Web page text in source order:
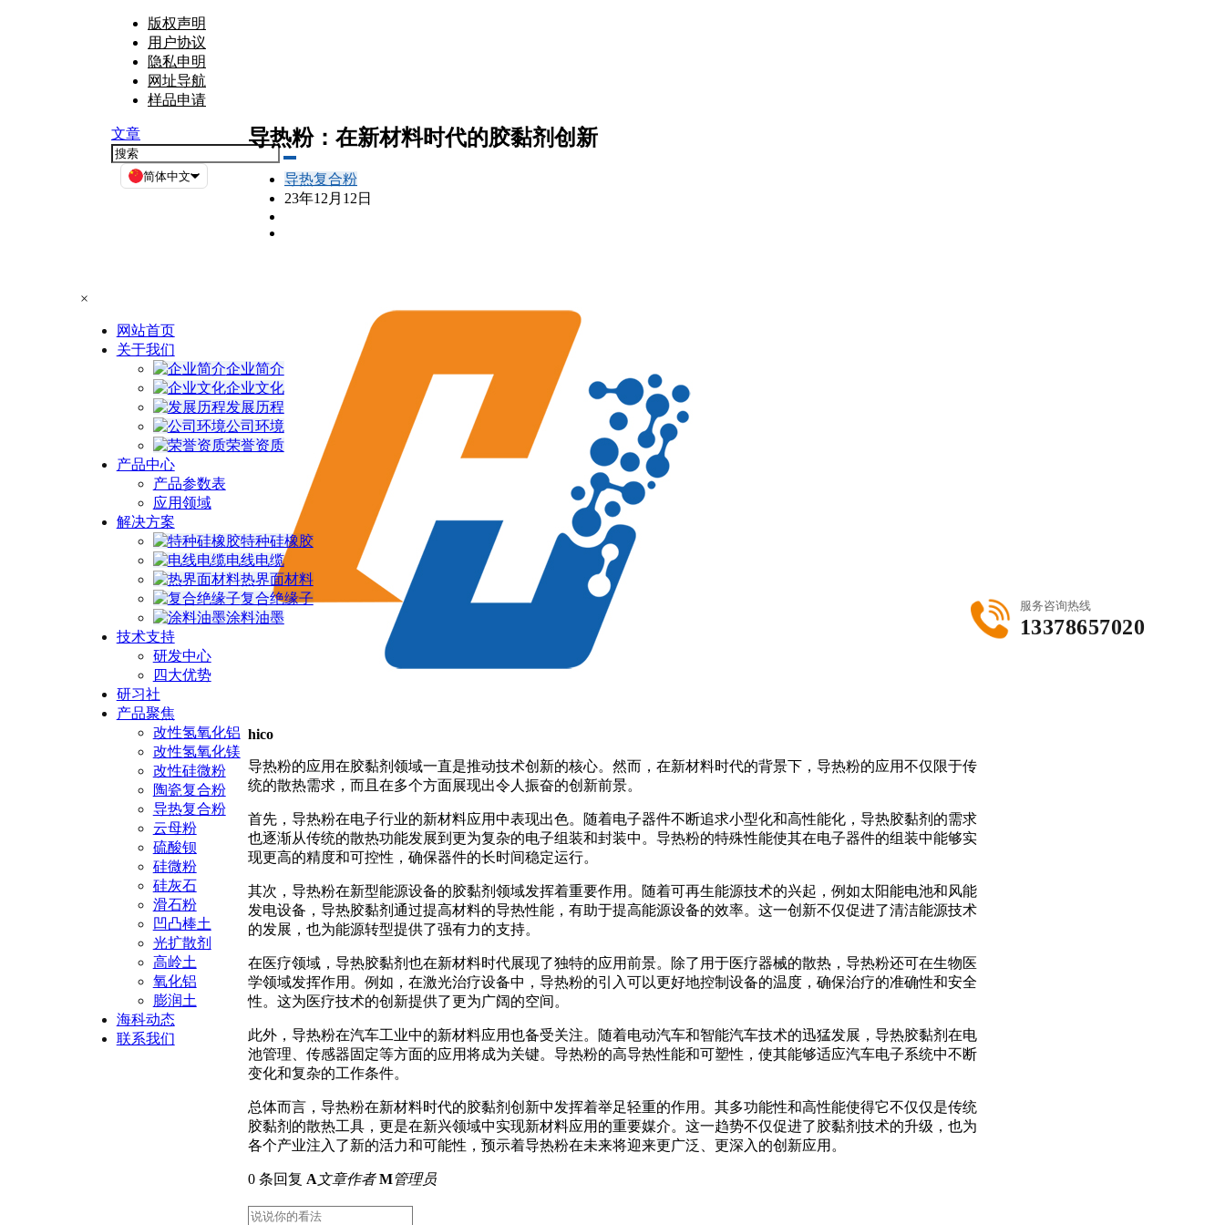
版权声明
用户协议
隐私申明
网址导航
样品申请
文章
简体中文
服务咨询热线
13378657020
×
网站首页
关于我们
企业简介
企业文化
发展历程
公司环境
荣誉资质
产品中心
产品参数表
应用领域
解决方案
特种硅橡胶
电线电缆
热界面材料
复合绝缘子
涂料油墨
技术支持
研发中心
四大优势
研习社
产品聚焦
改性氢氧化铝
改性氢氧化镁
改性硅微粉
陶瓷复合粉
导热复合粉
云母粉
硫酸钡
硅微粉
硅灰石
滑石粉
凹凸棒土
光扩散剂
高岭土
氧化铝
膨润土
海科动态
联系我们
导热粉：在新材料时代的胶黏剂创新
导热复合粉
23年12月12日
hico
导热粉的应用在胶黏剂领域一直是推动技术创新的核心。然而，在新材料时代的背景下，导热粉的应用不仅限于传
统的散热需求，而且在多个方面展现出令人振奋的创新前景。
首先，导热粉在电子行业的新材料应用中表现出色。随着电子器件不断追求小型化和高性能化，导热胶黏剂的需求
也逐渐从传统的散热功能发展到更为复杂的电子组装和封装中。导热粉的特殊性能使其在电子器件的组装中能够实
现更高的精度和可控性，确保器件的长时间稳定运行。
其次，导热粉在新型能源设备的胶黏剂领域发挥着重要作用。随着可再生能源技术的兴起，例如太阳能电池和风能
发电设备，导热胶黏剂通过提高材料的导热性能，有助于提高能源设备的效率。这一创新不仅促进了清洁能源技术
的发展，也为能源转型提供了强有力的支持。
在医疗领域，导热胶黏剂也在新材料时代展现了独特的应用前景。除了用于医疗器械的散热，导热粉还可在生物医
学领域发挥作用。例如，在激光治疗设备中，导热粉的引入可以更好地控制设备的温度，确保治疗的准确性和安全
性。这为医疗技术的创新提供了更为广阔的空间。
此外，导热粉在汽车工业中的新材料应用也备受关注。随着电动汽车和智能汽车技术的迅猛发展，导热胶黏剂在电
池管理、传感器固定等方面的应用将成为关键。导热粉的高导热性能和可塑性，使其能够适应汽车电子系统中不断
变化和复杂的工作条件。
总体而言，导热粉在新材料时代的胶黏剂创新中发挥着举足轻重的作用。其多功能性和高性能使得它不仅仅是传统
胶黏剂的散热工具，更是在新兴领域中实现新材料应用的重要媒介。这一趋势不仅促进了胶黏剂技术的升级，也为
各个产业注入了新的活力和可能性，预示着导热粉在未来将迎来更广泛、更深入的创新应用。
0 条回复 A文章作者 M管理员